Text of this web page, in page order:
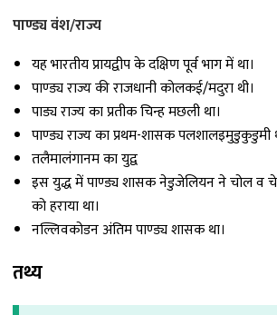
पाण्ड्य वंश/राज्य
यह भारतीय प्रायद्वीप के दक्षिण पूर्व भाग में था।
पाण्ड्य राज्य की राजधानी कोलकई/मदुरा थी।
पाड्य राज्य का प्रतीक चिन्ह मछली था।
पाण्ड्य राज्य का प्रथम-शासक पलशालइमुडुकुडुमी
तलैमालंगानम का युद्व
इस युद्ध में पाण्ड्य शासक नेडुजेलियन ने चोल व
को हराया था।
नल्लिवकोडन अंतिम पाण्ड्य शासक था।
तथ्य